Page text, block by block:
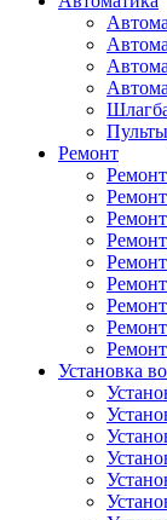
Ремонт
Установка